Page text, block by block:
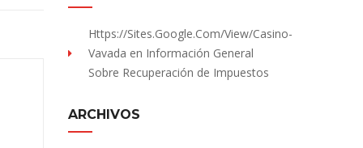
Https://sites.Google.com/view/Casino-
Vavada en Información General
Sobre Recuperación de Impuestos
ARCHIVOS